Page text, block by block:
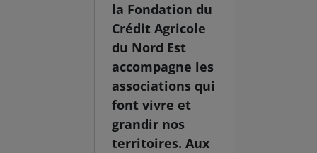
la Fondation du
Crédit Agricole
du Nord Est
accompagne les
associations qui
font vivre et
grandir nos
territoires. Aux